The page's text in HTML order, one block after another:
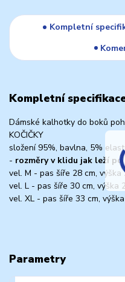
Kompletní
Kompletní
Dámské kalhotky do boků
KOČIČKY
složení 95%, bavlna, 5%
- rozměry v klidu jak leží
vel. M - pas šíře 28 cm, výška
vel. L - pas šíře 30 cm, výška
vel. XL - pas šíře 33 cm,
Parametry